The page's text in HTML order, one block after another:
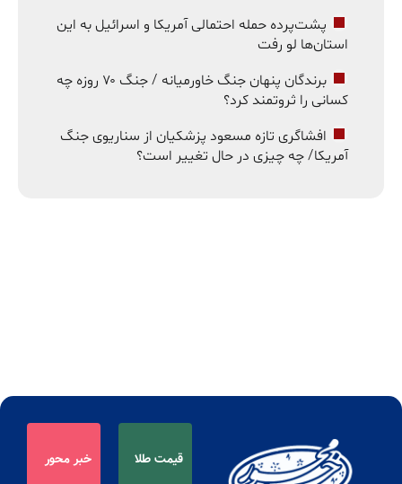
پشت‌پرده حمله احتمالی آمریکا و اسرائیل به این
استان‌ها لو رفت
برندگان پنهان جنگ خاورمیانه / جنگ ۷۰ روزه چه
کسانی را ثروتمند کرد؟
افشاگری تازه مسعود پزشکیان از سناریوی جنگ
آمریکا/ چه چیزی در حال تغییر است؟
قیمت طلا خبر محور